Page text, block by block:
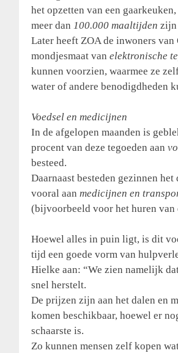
het opzetten van een
meer dan 100.000 maaltijden zijn
Later heeft ZOA de inwoners van
mondjesmaat van elektronische
kunnen voorzien, waarmee ze
water of andere benodigdheden
Voedsel en medicijnen
In de afgelopen maanden is
procent van deze tegoeden aan
besteed.
Daarnaast besteden gezinnen
vooral aan medicijnen en
(bijvoorbeeld voor het huren van
Hoewel alles in puin ligt, is dit
tijd een goede vorm van
Hielke aan: “We zien namelijk
snel herstelt.
De prijzen zijn aan het dalen en
komen beschikbaar, hoewel er
schaarste is.
Zo kunnen mensen zelf kopen